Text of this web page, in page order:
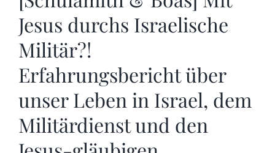
Spenden
Jesus durchs Israelische
Militär?!
Erfahrungsbericht über
unser Leben in Israel, dem
Militärdienst und den